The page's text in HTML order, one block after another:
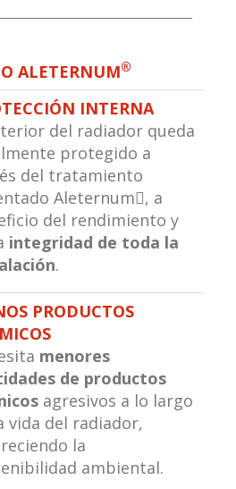
ALETERNUM®
INTERNA
del radiador queda
protegido a
del tratamiento
Aleternum, a
del rendimiento y
integridad de toda la
.
PRODUCTOS
menores
de productos
agresivos a lo largo
vida del radiador,
la
ambiental.